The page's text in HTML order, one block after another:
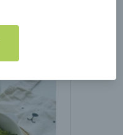
Zobraziť